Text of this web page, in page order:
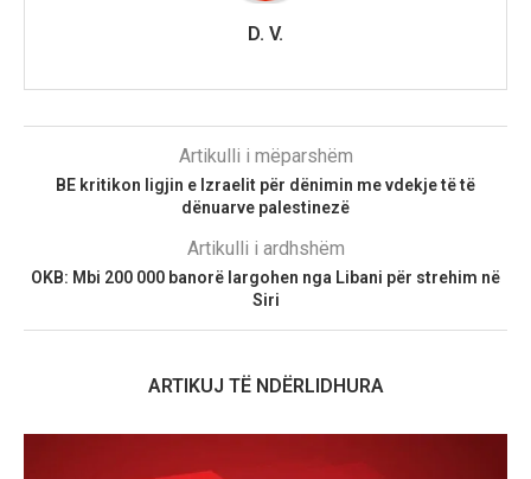
D. V.
Artikulli i mëparshëm
BE kritikon ligjin e Izraelit për dënimin me vdekje të të
dënuarve palestinezë
Artikulli i ardhshëm
OKB: Mbi 200 000 banorë largohen nga Libani për strehim në
Siri
ARTIKUJ TË NDËRLIDHURA